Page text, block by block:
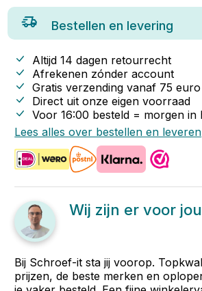
Bestellen en levering
Altijd 14 dagen retourrecht
Afrekenen zónder account
Gratis verzending vanaf 75 euro
Direct uit onze eigen voorraad
Voor 16:00 besteld = morgen in
Lees alles over bestellen en leveren
Wij zijn er voor
Bij Schroef-it sta jij voorop.
prijzen, de beste merken en